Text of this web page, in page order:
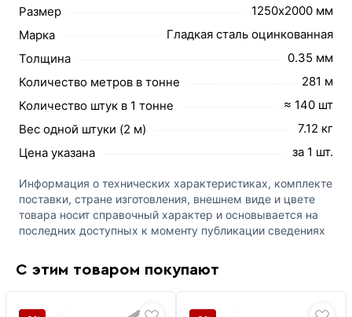
Размер
1250х2000 мм
Марка
Гладкая сталь оцинкованная
Толщина
0.35 мм
Количество метров в тонне
281 м
Количество штук в 1 тонне
≈ 140 шт
Вес одной штуки (2 м)
7.12 кг
Цена указана
за 1 шт.
Информация о технических характеристиках, комплекте
поставки, стране изготовления, внешнем виде и цвете
товара носит справочный характер и основывается на
последних доступных к моменту публикации сведениях
С этим товаром покупают